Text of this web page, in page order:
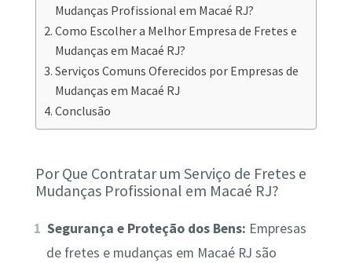
Mudanças Profissional em Macaé RJ?
Como Escolher a Melhor Empresa de Fretes e
Mudanças em Macaé RJ?
Serviços Comuns Oferecidos por Empresas de
Mudanças em Macaé RJ
Conclusão
Por Que Contratar um Serviço de Fretes e
Mudanças Profissional em Macaé RJ?
Segurança e Proteção dos Bens: Empresas
de fretes e mudanças em Macaé RJ são